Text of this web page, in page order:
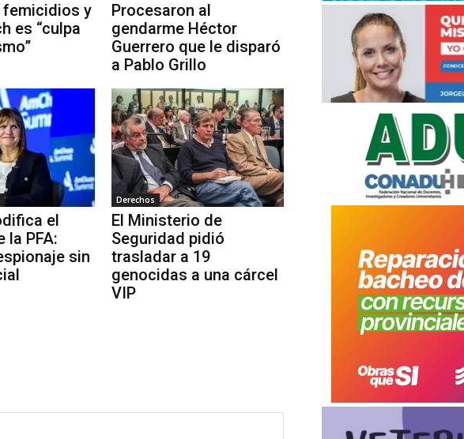
femicidios y
es “culpa
Procesaron al
gendarme Héctor
Guerrero que le disparó
a Pablo Grillo
el
la PFA:
sin
Derechos
El Ministerio de
Seguridad pidió
trasladar a 19
genocidas a una cárcel
VIP